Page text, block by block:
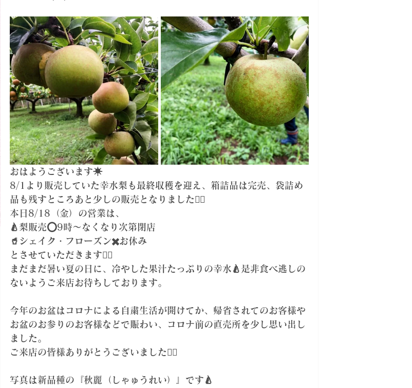
おはようございます☀
8/1より販売していた幸水梨も最終収穫を迎え、箱詰品は完売、袋詰め
品も残すところあと少しの販売となりました🙇‍♀️
本日8/18（金）の営業は、
🍐梨販売⭕️9時〜なくなり次第閉店
🥤シェイク・フローズン✖️お休み
とさせていただきます🙇‍♀️
まだまだ暑い夏の日に、冷やした果汁たっぷりの幸水🍐是非食べ逃しの
ないようご来店お待ちしております。
今年のお盆はコロナによる自粛生活が開けてか、帰省されてのお客様や
お盆のお参りのお客様などで賑わい、コロナ前の直売所を少し思い出し
ました。
ご来店の皆様ありがとうございました🙇‍♀️
写真は新品種の『秋麗（しゃゅうれい）』です🍐